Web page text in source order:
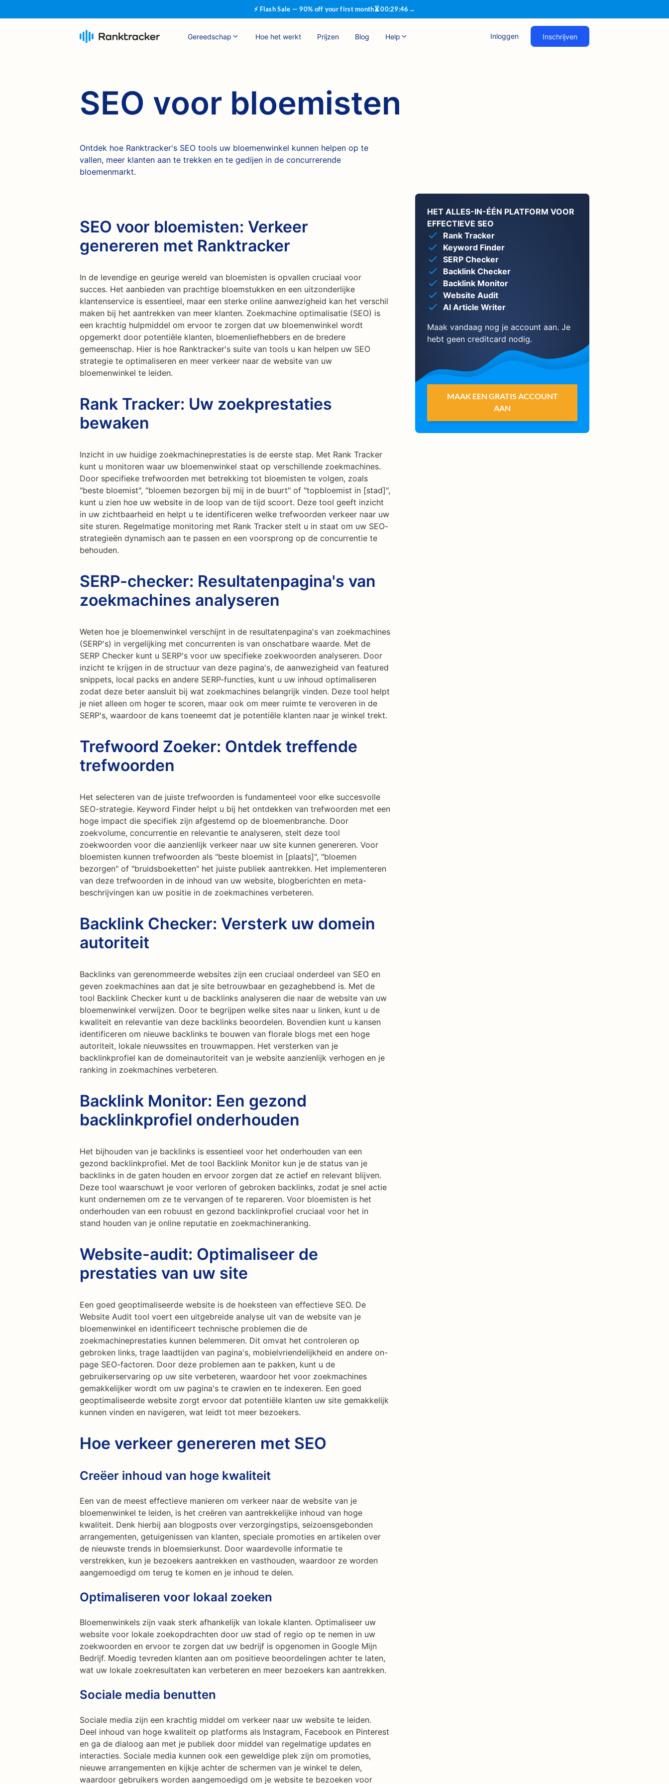
⚡ Flash Sale — 90% off your first month⏳00:29:45 →
Gereedschap Hoe het werkt Prijzen Blog Help Inloggen Inschrijven
SEO voor bloemisten
Ontdek hoe Ranktracker's SEO tools uw bloemenwinkel kunnen helpen op te
vallen, meer klanten aan te trekken en te gedijen in de concurrerende
bloemenmarkt.
SEO voor bloemisten: Verkeer
genereren met Ranktracker
In de levendige en geurige wereld van bloemisten is opvallen cruciaal voor
succes. Het aanbieden van prachtige bloemstukken en een uitzonderlijke
klantenservice is essentieel, maar een sterke online aanwezigheid kan het verschil
maken bij het aantrekken van meer klanten. Zoekmachine optimalisatie (SEO) is
een krachtig hulpmiddel om ervoor te zorgen dat uw bloemenwinkel wordt
opgemerkt door potentiële klanten, bloemenliefhebbers en de bredere
gemeenschap. Hier is hoe Ranktracker's suite van tools u kan helpen uw SEO
strategie te optimaliseren en meer verkeer naar de website van uw
bloemenwinkel te leiden.
Rank Tracker: Uw zoekprestaties
bewaken
Inzicht in uw huidige zoekmachineprestaties is de eerste stap. Met Rank Tracker
kunt u monitoren waar uw bloemenwinkel staat op verschillende zoekmachines.
Door specifieke trefwoorden met betrekking tot bloemisten te volgen, zoals
"beste bloemist", "bloemen bezorgen bij mij in de buurt" of "topbloemist in [stad]",
kunt u zien hoe uw website in de loop van de tijd scoort. Deze tool geeft inzicht
in uw zichtbaarheid en helpt u te identificeren welke trefwoorden verkeer naar uw
site sturen. Regelmatige monitoring met Rank Tracker stelt u in staat om uw SEO-
strategieën dynamisch aan te passen en een voorsprong op de concurrentie te
behouden.
SERP-checker: Resultatenpagina's van
zoekmachines analyseren
Weten hoe je bloemenwinkel verschijnt in de resultatenpagina's van zoekmachines
(SERP's) in vergelijking met concurrenten is van onschatbare waarde. Met de
SERP Checker kunt u SERP's voor uw specifieke zoekwoorden analyseren. Door
inzicht te krijgen in de structuur van deze pagina's, de aanwezigheid van featured
snippets, local packs en andere SERP-functies, kunt u uw inhoud optimaliseren
zodat deze beter aansluit bij wat zoekmachines belangrijk vinden. Deze tool helpt
je niet alleen om hoger te scoren, maar ook om meer ruimte te veroveren in de
SERP's, waardoor de kans toeneemt dat je potentiële klanten naar je winkel trekt.
Trefwoord Zoeker: Ontdek treffende
trefwoorden
Het selecteren van de juiste trefwoorden is fundamenteel voor elke succesvolle
SEO-strategie. Keyword Finder helpt u bij het ontdekken van trefwoorden met een
hoge impact die specifiek zijn afgestemd op de bloemenbranche. Door
zoekvolume, concurrentie en relevantie te analyseren, stelt deze tool
zoekwoorden voor die aanzienlijk verkeer naar uw site kunnen genereren. Voor
bloemisten kunnen trefwoorden als "beste bloemist in [plaats]", "bloemen
bezorgen" of "bruidsboeketten" het juiste publiek aantrekken. Het implementeren
van deze trefwoorden in de inhoud van uw website, blogberichten en meta-
beschrijvingen kan uw positie in de zoekmachines verbeteren.
Backlink Checker: Versterk uw domein
autoriteit
Backlinks van gerenommeerde websites zijn een cruciaal onderdeel van SEO en
geven zoekmachines aan dat je site betrouwbaar en gezaghebbend is. Met de
tool Backlink Checker kunt u de backlinks analyseren die naar de website van uw
bloemenwinkel verwijzen. Door te begrijpen welke sites naar u linken, kunt u de
kwaliteit en relevantie van deze backlinks beoordelen. Bovendien kunt u kansen
identificeren om nieuwe backlinks te bouwen van florale blogs met een hoge
autoriteit, lokale nieuwssites en trouwmappen. Het versterken van je
backlinkprofiel kan de domeinautoriteit van je website aanzienlijk verhogen en je
ranking in zoekmachines verbeteren.
Backlink Monitor: Een gezond
backlinkprofiel onderhouden
Het bijhouden van je backlinks is essentieel voor het onderhouden van een
gezond backlinkprofiel. Met de tool Backlink Monitor kun je de status van je
backlinks in de gaten houden en ervoor zorgen dat ze actief en relevant blijven.
Deze tool waarschuwt je voor verloren of gebroken backlinks, zodat je snel actie
kunt ondernemen om ze te vervangen of te repareren. Voor bloemisten is het
onderhouden van een robuust en gezond backlinkprofiel cruciaal voor het in
stand houden van je online reputatie en zoekmachineranking.
Website-audit: Optimaliseer de
prestaties van uw site
Een goed geoptimaliseerde website is de hoeksteen van effectieve SEO. De
Website Audit tool voert een uitgebreide analyse uit van de website van je
bloemenwinkel en identificeert technische problemen die de
zoekmachineprestaties kunnen belemmeren. Dit omvat het controleren op
gebroken links, trage laadtijden van pagina's, mobielvriendelijkheid en andere on-
page SEO-factoren. Door deze problemen aan te pakken, kunt u de
gebruikerservaring op uw site verbeteren, waardoor het voor zoekmachines
gemakkelijker wordt om uw pagina's te crawlen en te indexeren. Een goed
geoptimaliseerde website zorgt ervoor dat potentiële klanten uw site gemakkelijk
kunnen vinden en navigeren, wat leidt tot meer bezoekers.
Hoe verkeer genereren met SEO
Creëer inhoud van hoge kwaliteit
Een van de meest effectieve manieren om verkeer naar de website van je
bloemenwinkel te leiden, is het creëren van aantrekkelijke inhoud van hoge
kwaliteit. Denk hierbij aan blogposts over verzorgingstips, seizoensgebonden
arrangementen, getuigenissen van klanten, speciale promoties en artikelen over
de nieuwste trends in bloemsierkunst. Door waardevolle informatie te
verstrekken, kun je bezoekers aantrekken en vasthouden, waardoor ze worden
aangemoedigd om terug te komen en je inhoud te delen.
Optimaliseren voor lokaal zoeken
Bloemenwinkels zijn vaak sterk afhankelijk van lokale klanten. Optimaliseer uw
website voor lokale zoekopdrachten door uw stad of regio op te nemen in uw
zoekwoorden en ervoor te zorgen dat uw bedrijf is opgenomen in Google Mijn
Bedrijf. Moedig tevreden klanten aan om positieve beoordelingen achter te laten,
wat uw lokale zoekresultaten kan verbeteren en meer bezoekers kan aantrekken.
Sociale media benutten
Sociale media zijn een krachtig middel om verkeer naar uw website te leiden.
Deel inhoud van hoge kwaliteit op platforms als Instagram, Facebook en Pinterest
en ga de dialoog aan met je publiek door middel van regelmatige updates en
interacties. Sociale media kunnen ook een geweldige plek zijn om promoties,
nieuwe arrangementen en kijkje achter de schermen van je winkel te delen,
waardoor gebruikers worden aangemoedigd om je website te bezoeken voor
HET ALLES-IN-ÉÉN PLATFORM VOOR
EFFECTIEVE SEO
Rank Tracker
Keyword Finder
SERP Checker
Backlink Checker
Backlink Monitor
Website Audit
AI Article Writer
Maak vandaag nog je account aan. Je
hebt geen creditcard nodig.
MAAK EEN GRATIS ACCOUNT
AAN